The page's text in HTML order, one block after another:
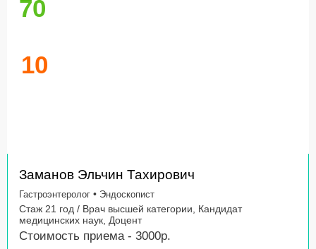
70
10
Заманов Эльчин Тахирович
Гастроэнтеролог • Эндоскопист
Стаж 21 год / Врач высшей категории, Кандидат
медицинских наук, Доцент
Стоимость приема - 3000р.